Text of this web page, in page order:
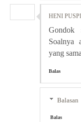
HENI
Gondok
Soalnya
yang
Balas
Balasan
Balas